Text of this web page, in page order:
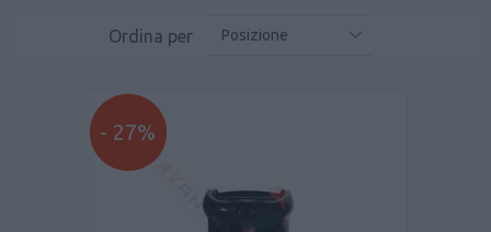
Ordina per Posizione
- 27%